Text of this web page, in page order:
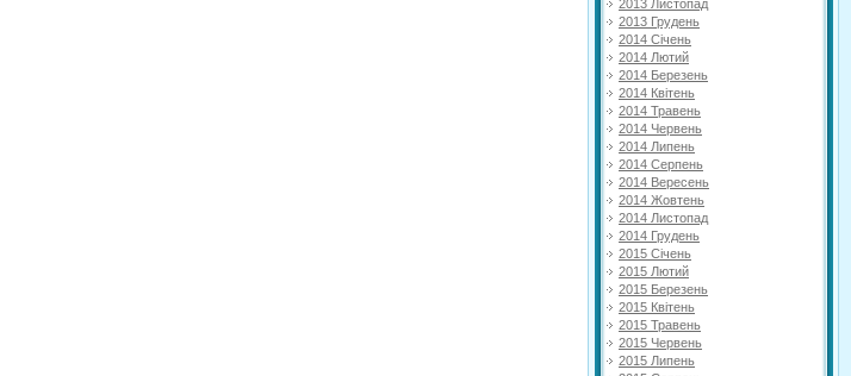
2013 Листопад
2013 Грудень
2014 Січень
2014 Лютий
2014 Березень
2014 Квітень
2014 Травень
2014 Червень
2014 Липень
2014 Серпень
2014 Вересень
2014 Жовтень
2014 Листопад
2014 Грудень
2015 Січень
2015 Лютий
2015 Березень
2015 Квітень
2015 Травень
2015 Червень
2015 Липень